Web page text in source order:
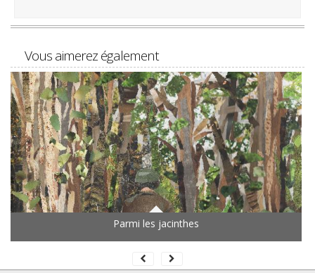
Vous aimerez également
Parmi les jacinthes